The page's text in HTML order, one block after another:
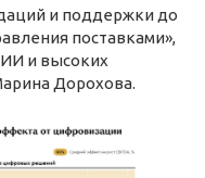
и поддержки до
поставками»,
и высоких
Дорохова.